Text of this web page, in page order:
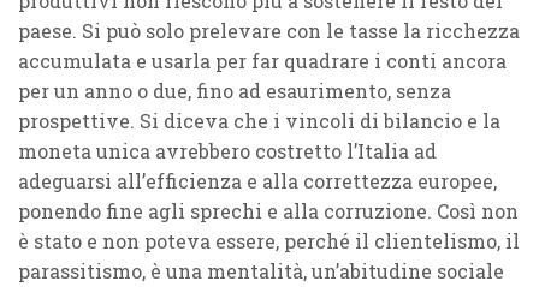
paese. Si può solo prelevare con le tasse la ricchezza
accumulata e usarla per far quadrare i conti ancora
per un anno o due, fino ad esaurimento, senza
prospettive. Si diceva che i vincoli di bilancio e la
moneta unica avrebbero costretto l’Italia ad
adeguarsi all’efficienza e alla correttezza europee,
ponendo fine agli sprechi e alla corruzione. Così non
è stato e non poteva essere, perché il clientelismo, il
parassitismo, è una mentalità, un’abitudine sociale